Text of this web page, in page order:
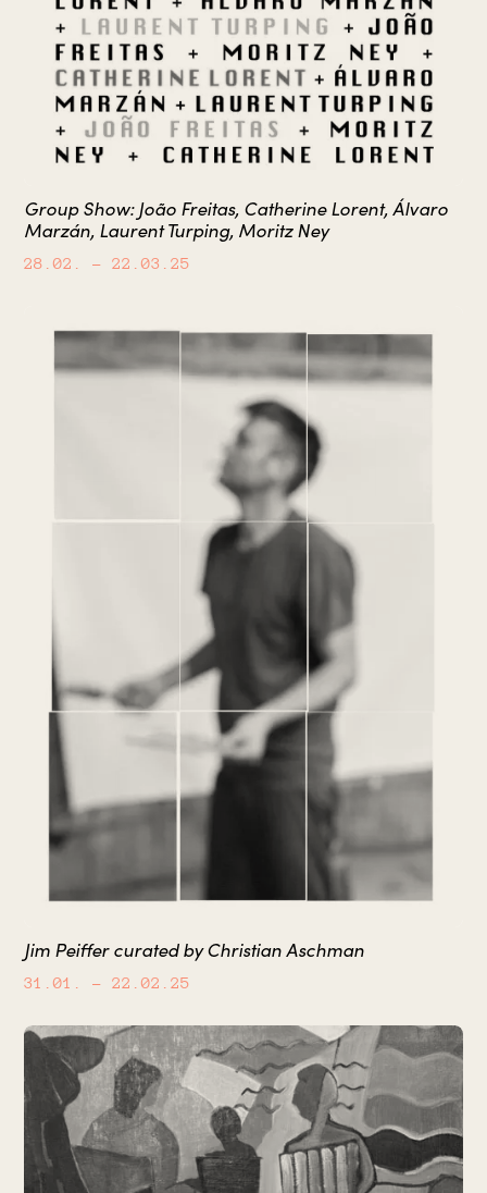
Group Show: João Freitas, Catherine Lorent, Álvaro
Marzán, Laurent Turping, Moritz Ney
28.02. – 22.03.25
Jim Peiffer curated by Christian Aschman
31.01. – 22.02.25